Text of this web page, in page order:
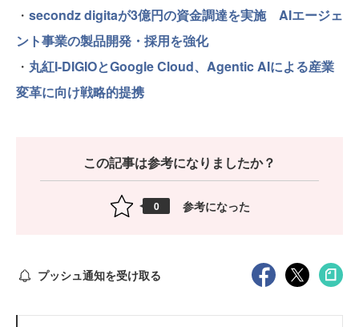
・ secondz digitaが3億円の資金調達を実施 AIエージェ
ント事業の製品開発・採用を強化
・ 丸紅I-DIGIOとGoogle Cloud、Agentic AIによる産業
変革に向け戦略的提携
この記事は参考になりましたか？
0 参考になった
プッシュ通知を受け取る